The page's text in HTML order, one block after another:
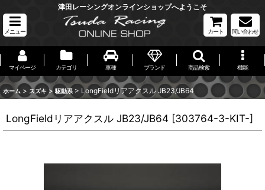
津田レーシングオンラインショップへようこそ
メニュー カート 問い合わせ
マイページ カテゴリ 車種 ブランド 商品検索 機能
ホーム > スズキ > 駆動系 > LongFieldリアアクスル JB23/JB64
LongFieldリアアクスル JB23/JB64 [303764-3-KIT-]